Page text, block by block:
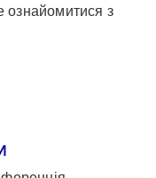
ознайомитися з